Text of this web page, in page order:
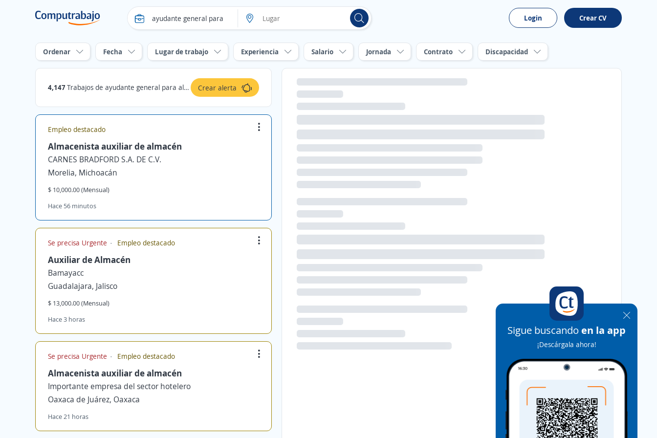
Login Crear CV
Ordenar Fecha Lugar de trabajo Experiencia Salario Jornada Contrato Discapacidad
4,147Trabajos de ayudante general para almacen Crear alerta
Empleo destacado
Almacenista auxiliar de almacén
CARNES BRADFORD S.A. DE C.V.
Morelia, Michoacán
$ 10,000.00 (Mensual)
Hace 56 minutos
Se precisa Urgente Empleo destacado
Auxiliar de Almacén
Bamayacc
Guadalajara, Jalisco
$ 13,000.00 (Mensual)
Hace 3 horas
Se precisa Urgente Empleo destacado
Almacenista auxiliar de almacén
Importante empresa del sector hotelero
Oaxaca de Juárez, Oaxaca
Hace 21 horas
Sigue buscando en la app
¡Descárgala ahora!